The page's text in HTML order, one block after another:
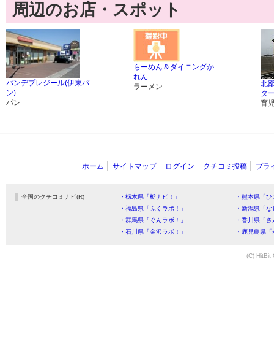
周辺のお店・スポット
パンデプレジール(伊東パ
ン)
パン
らーめん＆ダイニングか
れん
ラーメン
北
タ
育
ホーム サイトマップ ログイン クチコミ投稿 プラ
全国のクチコミナビ(R) ・栃木県「栃ナビ！」
・熊本県「
・福島県「ふくラボ！」
・新潟県「
・群馬県「ぐんラボ！」
・香川県「
・石川県「金沢ラボ！」
・鹿児島県
(C) HitBit